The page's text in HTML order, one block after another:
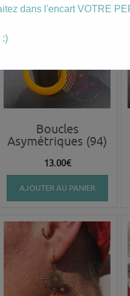
Boucles
Asymétriques (94)
13.00€
AJOUTER AU PANIER
dans l'encart VOTRE
:)